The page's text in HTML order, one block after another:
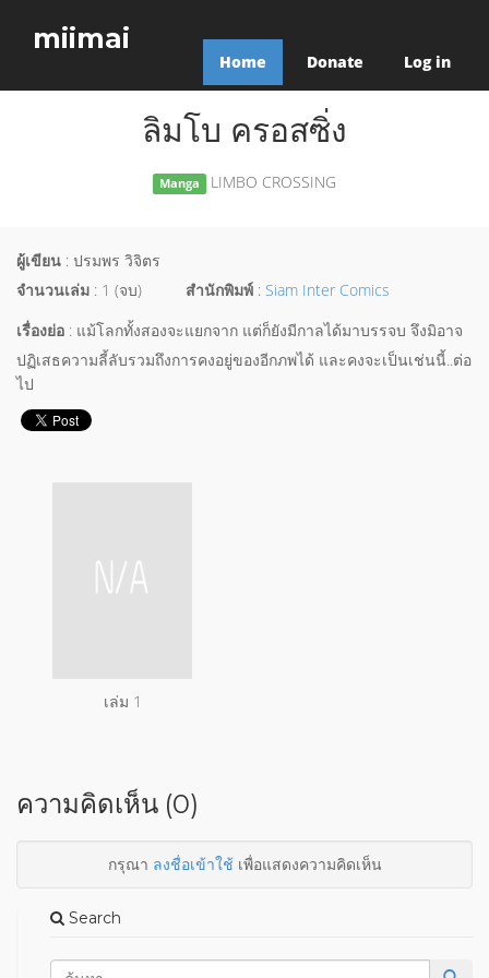
miimai
Home Donate Log in
ลิมโบ ครอสซิ่ง
Manga LIMBO CROSSING
ผู้เขียน : ปรมพร วิจิตร
จำนวนเล่ม : 1 (จบ) สำนักพิมพ์ : Siam Inter Comics
เรื่องย่อ : แม้โลกทั้งสองจะแยกจาก แต่ก็ยังมีกาลได้มาบรรจบ จึงมิอาจ
ปฏิเสธความลี้ลับรวมถึงการคงอยู่ของอีกภพได้ และคงจะเป็นเช่นนี้..ต่อ
ไป
เล่ม 1
ความคิดเห็น (0)
กรุณา ลงชื่อเข้าใช้เพื่อแสดงความคิดเห็น
Search